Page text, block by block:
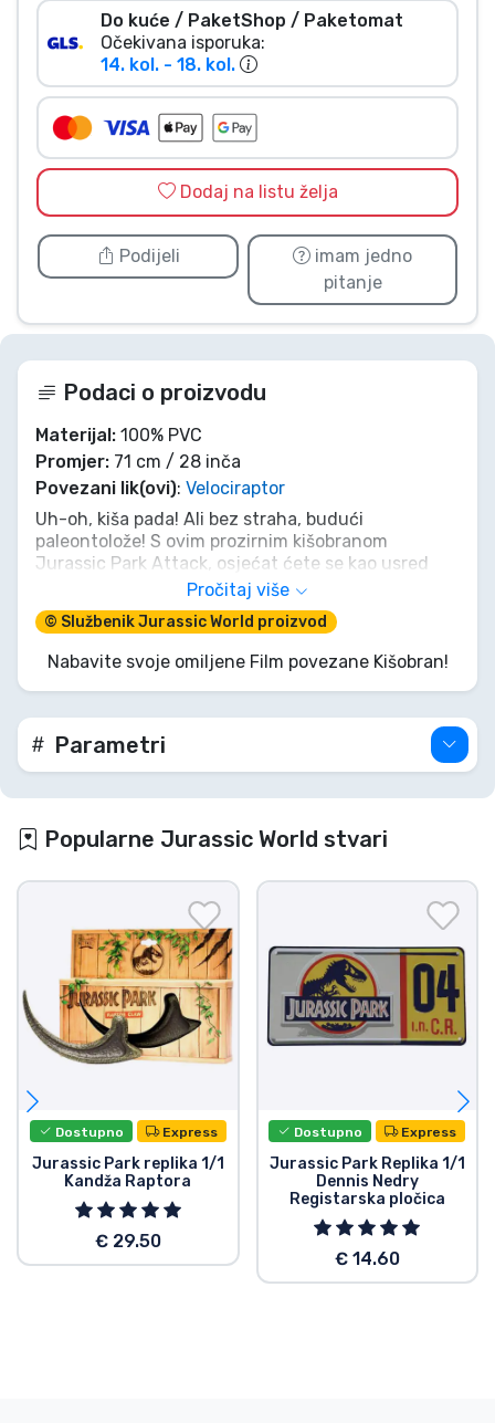
Do kuće / PaketShop / Paketomat
Očekivana isporuka:
14. kol. - 18. kol.
Dodaj na listu želja
Podijeli
imam jedno
pitanje
Podaci o proizvodu
Materijal: 100% PVC
Promjer: 71 cm / 28 inča
Povezani lik(ovi): Velociraptor
Uh-oh, kiša pada! Ali bez straha, budući
paleontolože! S ovim prozirnim kišobranom
Jurassic Park Attack, osjećat ćete se kao usred
uzbudljive jurnjave dinosaura, samo što ste
sigurni i suhi. Raptori mogu urlati, ali vi ćete ostati
zaštićeni od pretpovijesnog pljuska. Ne dopustite
da vam malo kiše odgodi pustolovinu – zgrabite
svoj kišobran i suočite se s vremenom kao pravi
dino-stručnjak!
Pročitaj više
© Službenik Jurassic World proizvod
Nabavite svoje omiljene Film povezane Kišobran!
Parametri
Popularne Jurassic World stvari
Dostupno Express
Jurassic Park replika 1/1
Kandža Raptora
€ 29.50
Dostupno Express
Jurassic Park Replika 1/1
Dennis Nedry
Registarska pločica
€ 14.60